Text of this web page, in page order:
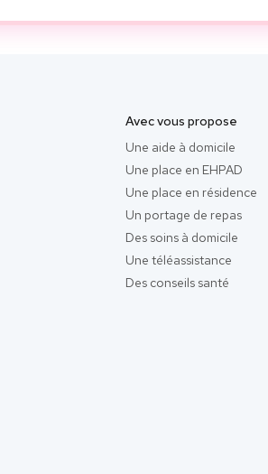
Avec vous propose
Une aide à domicile
Une place en EHPAD
Une place en résidence
Un portage de repas
Des soins à domicile
Une téléassistance
Des conseils santé